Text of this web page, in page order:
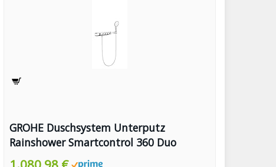
GROHE Duschsystem Unterputz
Rainshower Smartcontrol 360 Duo
Brausen- und Duschsystem mit